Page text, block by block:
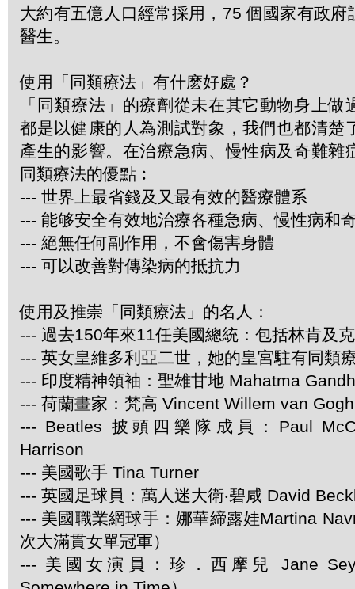
大約有五億人口經常採用，75 個國家有政府
醫生。
使用「同類療法」有什麽好處？
「同類療法」的療劑從未在其它動物身上做
都是以健康的人為測試對象，我們也都清楚
產生的影響。在治療急病、慢性病及奇難雜
同類療法的優點︰
--- 世界上最省錢及又最有效的醫療體系
--- 能够安全有效地治療各種急病、慢性病和
--- 絕無任何副作用，不會傷害身體
--- 可以改善對傳染病的抵抗力
使用及推崇「同類療法」的名人：
--- 過去150年來11任美國總統：包括林肯及
--- 英女皇維多利亞二世，她的皇宮駐有同類
--- 印度精神領袖：聖雄甘地 Mahatma
--- 荷蘭畫家：梵高 Vincent Willem van Gogh
--- Beatles 披頭四樂隊成員：Paul
Harrison
--- 美國歌手 Tina Turner
--- 英國足球員：萬人迷大衛‧碧咸 David
--- 美國職業網球手：娜華締露娃Martina
次大滿貫女單冠軍）
--- 美國女演員：珍．西摩兒 Jane